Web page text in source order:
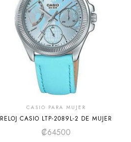
CASIO PARA MUJER
RELOJ CASIO LTP-2089L-2 DE MUJER
₡64500